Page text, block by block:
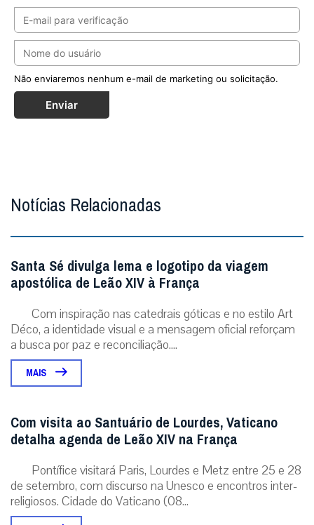
Não enviaremos nenhum e-mail de marketing ou solicitação.
Enviar
Notícias Relacionadas
Santa Sé divulga lema e logotipo da viagem
apostólica de Leão XIV à França
Com inspiração nas catedrais góticas e no estilo Art
Déco, a identidade visual e a mensagem oficial reforçam
a busca por paz e reconciliação....
MAIS
Com visita ao Santuário de Lourdes, Vaticano
detalha agenda de Leão XIV na França
Pontífice visitará Paris, Lourdes e Metz entre 25 e 28
de setembro, com discurso na Unesco e encontros inter-
religiosos. Cidade do Vaticano (08...